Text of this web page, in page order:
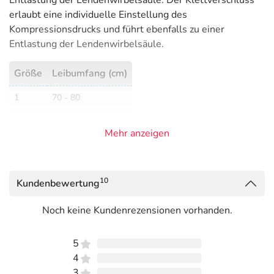
erlaubt eine individuelle Einstellung des
Kompressionsdrucks und führt ebenfalls zu einer
Entlastung der Lendenwirbelsäule.
Größe Leibumfang (cm)
1
70 - 80
5
110 - 120
120 - 130
Es wird empfohlen LumboLoc per Hand mit einem
Mehr anzeigen
Kundenbewertung10
Noch keine Kundenrezensionen vorhanden.
5
4